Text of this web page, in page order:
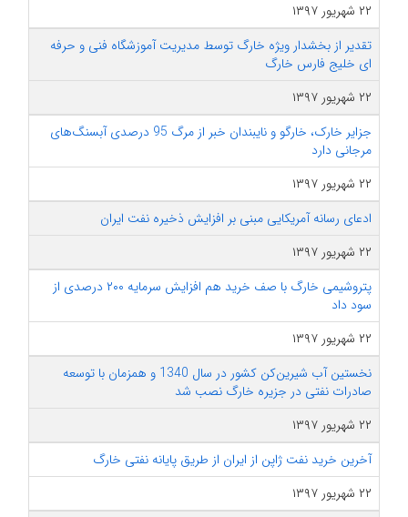
۲۲ شهریور ۱۳۹۷
تقدیر از بخشدار ویژه خارگ توسط مدیریت آموزشگاه فنی و حرفه
ای خلیج فارس خارگ
۲۲ شهریور ۱۳۹۷
جزایر خارک، خارگو و نایبندان خبر از مرگ 95 درصدی آبسنگ‌های
مرجانی دارد
۲۲ شهریور ۱۳۹۷
ادعای رسانه آمریکایی مبنی بر افزایش ذخیره نفت ایران
۲۲ شهریور ۱۳۹۷
پتروشیمی خارگ با صف خرید هم افزایش سرمایه ۲۰۰ درصدی از
سود داد
۲۲ شهریور ۱۳۹۷
نخستین آب شیرین‌کن کشور در سال 1340 و همزمان با توسعه‌
صادرات نفتی در جزیره‌ خارگ نصب شد
۲۲ شهریور ۱۳۹۷
آخرین خرید نفت ژاپن از ایران از طریق پایانه نفتی خارگ
۲۲ شهریور ۱۳۹۷